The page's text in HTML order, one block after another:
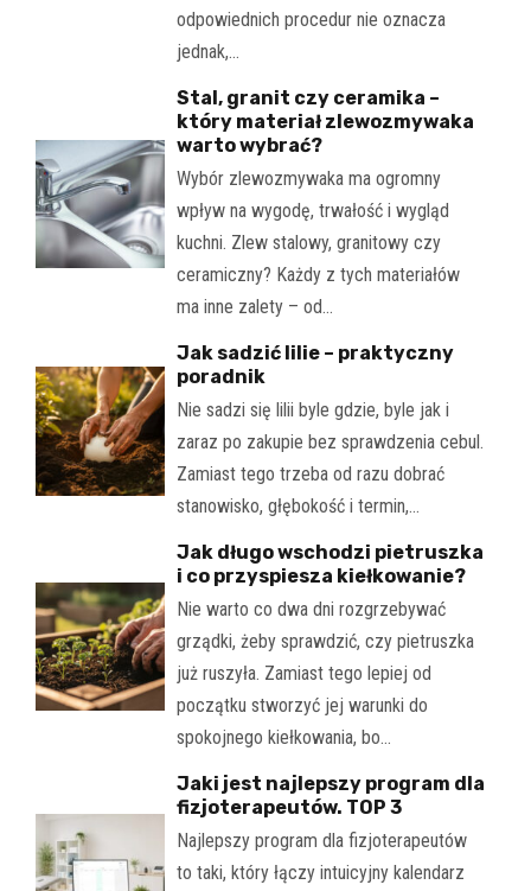
odpowiednich procedur nie oznacza
jednak,…
Stal, granit czy ceramika –
który materiał zlewozmywaka
warto wybrać?
Wybór zlewozmywaka ma ogromny
wpływ na wygodę, trwałość i wygląd
kuchni. Zlew stalowy, granitowy czy
ceramiczny? Każdy z tych materiałów
ma inne zalety – od…
Jak sadzić lilie – praktyczny
poradnik
Nie sadzi się lilii byle gdzie, byle jak i
zaraz po zakupie bez sprawdzenia cebul.
Zamiast tego trzeba od razu dobrać
stanowisko, głębokość i termin,…
Jak długo wschodzi pietruszka
i co przyspiesza kiełkowanie?
Nie warto co dwa dni rozgrzebywać
grządki, żeby sprawdzić, czy pietruszka
już ruszyła. Zamiast tego lepiej od
początku stworzyć jej warunki do
spokojnego kiełkowania, bo…
Jaki jest najlepszy program dla
fizjoterapeutów. TOP 3
Najlepszy program dla fizjoterapeutów
to taki, który łączy intuicyjny kalendarz